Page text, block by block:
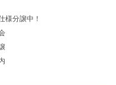
分譲中！